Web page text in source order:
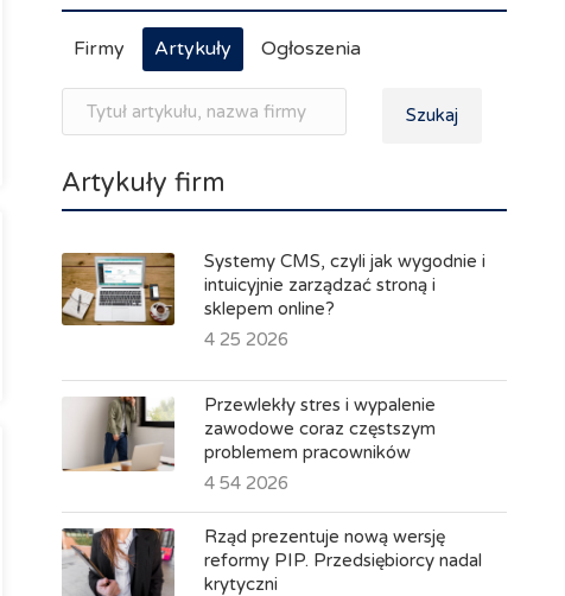
Firmy Artykuły Ogłoszenia
Szukaj
Artykuły firm
Systemy CMS, czyli jak wygodnie i
intuicyjnie zarządzać stroną i
sklepem online?
4 25 2026
Przewlekły stres i wypalenie
zawodowe coraz częstszym
problemem pracowników
4 54 2026
Rząd prezentuje nową wersję
reformy PIP. Przedsiębiorcy nadal
krytyczni